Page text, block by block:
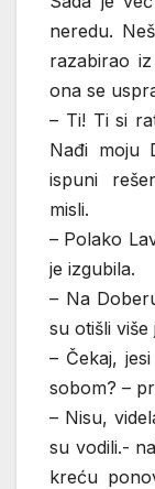
neredu.
razabirao
ona se
– Ti! Ti si
Nađi moju
ispuni
misli.
– Polako
je izgubila.
– Na
su otišli više
– Čekaj,
sobom? –
– Nisu,
su vodili.-
kreću